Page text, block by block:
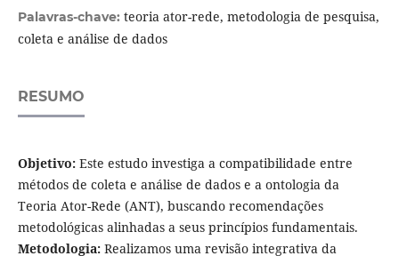
Palavras-chave: teoria ator-rede, metodologia de pesquisa,
coleta e análise de dados
RESUMO
Objetivo:Este estudo investiga a compatibilidade entre
métodos de coleta e análise de dados e a ontologia da
Teoria Ator-Rede (ANT), buscando recomendações
metodológicas alinhadas a seus princípios fundamentais.
Metodologia: Realizamos uma revisão integrativa da